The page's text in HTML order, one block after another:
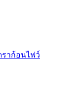
ราก้อนไฟว์